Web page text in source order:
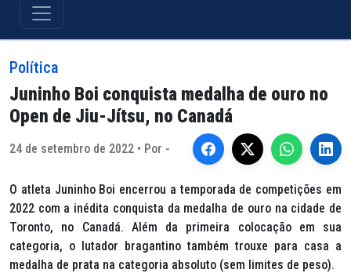
Política
Juninho Boi conquista medalha de ouro no
Open de Jiu-Jítsu, no Canadá
24 de setembro de 2022 • Por -
O atleta Juninho Boi encerrou a temporada de competições em
2022 com a inédita conquista da medalha de ouro na cidade de
Toronto, no Canadá. Além da primeira colocação em sua
categoria, o lutador bragantino também trouxe para casa a
medalha de prata na categoria absoluto (sem limites de peso).